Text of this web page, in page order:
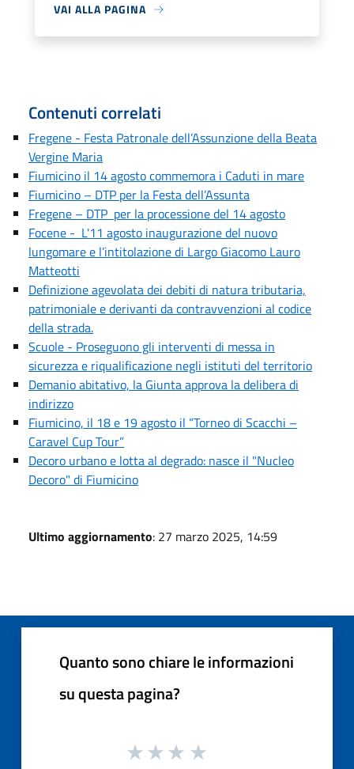
VAI ALLA PAGINA
Contenuti correlati
Fregene - Festa Patronale dell’Assunzione della Beata
Vergine Maria
Fiumicino il 14 agosto commemora i Caduti in mare
Fiumicino – DTP per la Festa dell’Assunta
Fregene – DTP per la processione del 14 agosto
Focene - L'11 agosto inaugurazione del nuovo
lungomare e l’intitolazione di Largo Giacomo Lauro
Matteotti
Definizione agevolata dei debiti di natura tributaria,
patrimoniale e derivanti da contravvenzioni al codice
della strada.
Scuole - Proseguono gli interventi di messa in
sicurezza e riqualificazione negli istituti del territorio
Demanio abitativo, la Giunta approva la delibera di
indirizzo
Fiumicino, il 18 e 19 agosto il “Torneo di Scacchi –
Caravel Cup Tour”
Decoro urbano e lotta al degrado: nasce il "Nucleo
Decoro" di Fiumicino
Ultimo aggiornamento: 27 marzo 2025, 14:59
Quanto sono chiare le informazioni
su questa pagina?